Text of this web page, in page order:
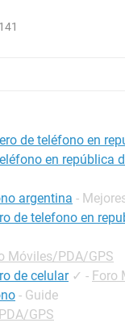
de teléfono en
en república
argentina -
de telefono en
Móviles/PDA/GPS
de celular ✓ - Foro
- Guide
GPS